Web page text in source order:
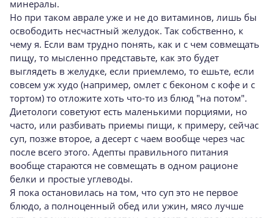
минералы.
Но при таком аврале уже и не до витаминов, лишь бы
освободить несчастный желудок. Так собственно, к
чему я. Если вам трудно понять, как и с чем совмещать
пищу, то мысленно представьте, как это будет
выглядеть в желудке, если приемлемо, то ешьте, если
совсем уж худо (например, омлет с беконом с кофе и с
тортом) то отложите хоть что-то из блюд "на потом".
Диетологи советуют есть маленькими порциями, но
часто, или разбивать приемы пищи, к примеру, сейчас
суп, позже второе, а десерт с чаем вообще через час
после всего этого. Адепты правильного питания
вообще стараются не совмещать в одном рационе
белки и простые углеводы.
Я пока остановилась на том, что суп это не первое
блюдо, а полноценный обед или ужин, мясо лучше